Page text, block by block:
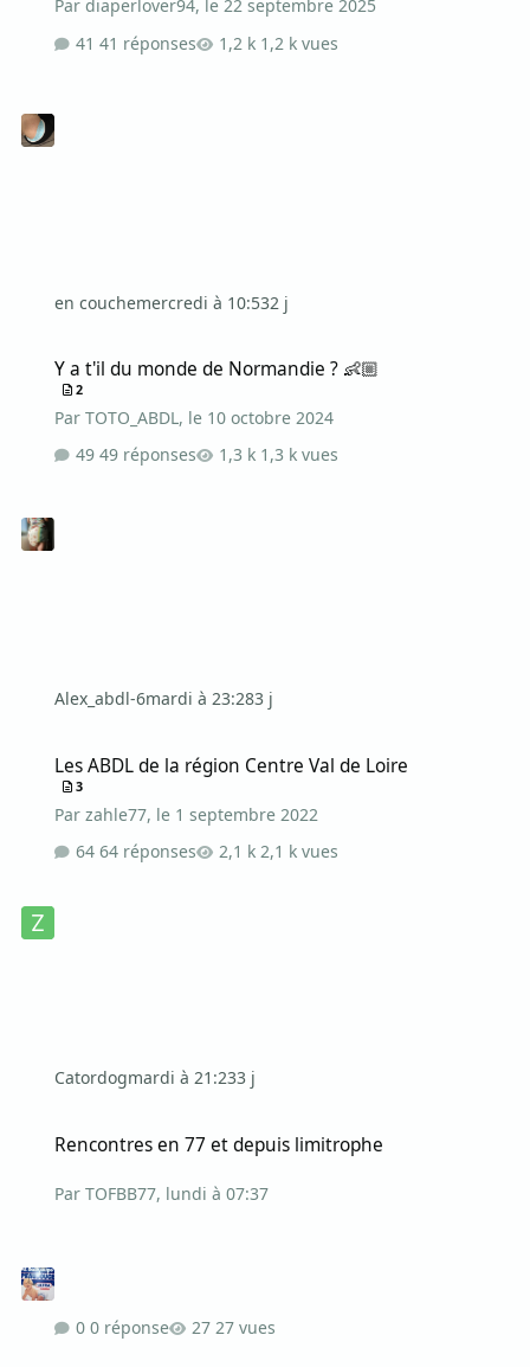
Pardiaperlover94, le 22 septembre 2025
41 réponses
1,2 k vues
en couchemercredi à 10:532 j
Y a t'il du monde de Normandie ? 👶🏼
2
ParTOTO_ABDL, le 10 octobre 2024
49 réponses
1,3 k vues
Alex_abdl-6mardi à 23:283 j
Les ABDL de la région Centre Val de Loire
3
Parzahle77, le 1 septembre 2022
64 réponses
2,1 k vues
Catordogmardi à 21:233 j
Rencontres en 77 et depuis limitrophe
ParTOFBB77, lundi à 07:37
0 réponse 27 vues